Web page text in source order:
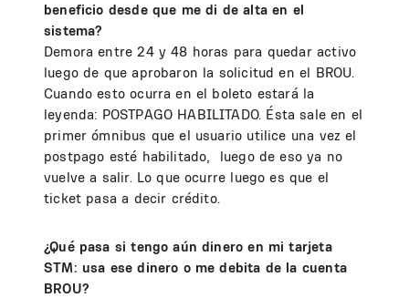
beneficio desde que me di de alta en el
sistema?
Demora entre 24 y 48 horas para quedar activo
luego de que aprobaron la solicitud en el BROU.
Cuando esto ocurra en el boleto estará la
leyenda: POSTPAGO HABILITADO. Ésta sale en el
primer ómnibus que el usuario utilice una vez el
postpago esté habilitado, luego de eso ya no
vuelve a salir. Lo que ocurre luego es que el
ticket pasa a decir crédito.
¿Qué pasa si tengo aún dinero en mi tarjeta
STM: usa ese dinero o me debita de la cuenta
BROU?